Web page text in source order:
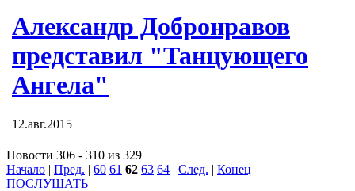
Александр Добронравов
представил "Танцующего
Ангела"
12.авг.2015
Новости 306 - 310 из 329
Начало | Пред. | 60 61 62 63 64 | След. | Конец
ПОСЛУШАТЬ